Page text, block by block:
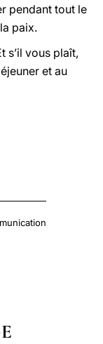
pendant tout le
paix.
s’il vous plaît,
et au